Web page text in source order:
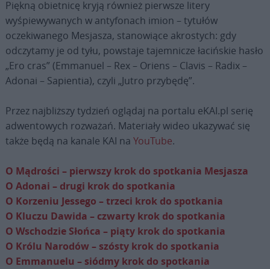
Piękną obietnicę kryją również pierwsze litery
wyśpiewywanych w antyfonach imion – tytułów
oczekiwanego Mesjasza, stanowiące akrostych: gdy
odczytamy je od tyłu, powstaje tajemnicze łacińskie hasło
„Ero cras” (Emmanuel – Rex – Oriens – Clavis – Radix –
Adonai – Sapientia), czyli „Jutro przybędę”.
Przez najbliższy tydzień oglądaj na portalu eKAI.pl serię
adwentowych rozważań. Materiały wideo ukazywać się
także będą na kanale KAI na YouTube.
O Mądrości – pierwszy krok do spotkania Mesjasza
O Adonai – drugi krok do spotkania
O Korzeniu Jessego – trzeci krok do spotkania
O Kluczu Dawida – czwarty krok do spotkania
O Wschodzie Słońca – piąty krok do spotkania
O Królu Narodów – szósty krok do spotkania
O Emmanuelu – siódmy krok do spotkania